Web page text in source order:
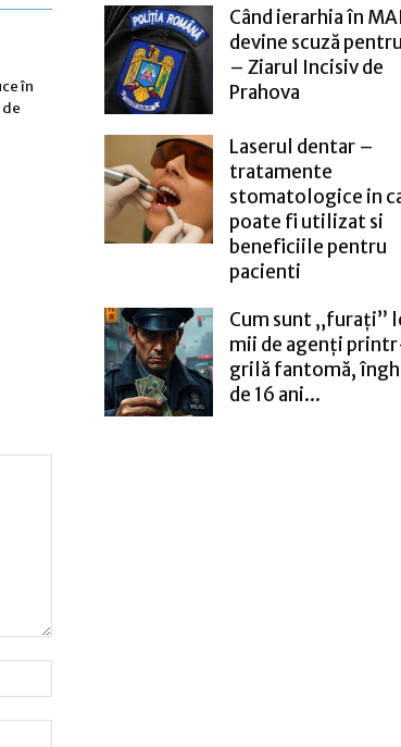
în
Când ierarhia în MAI
devine scuză
– Ziarul Incisiv de
Prahova
Laserul dentar –
tratamente
stomatologice in
poate fi utilizat si
beneficiile pentru
pacienti
Cum sunt „furați”
mii de agenți
grilă fantomă,
de 16 ani...